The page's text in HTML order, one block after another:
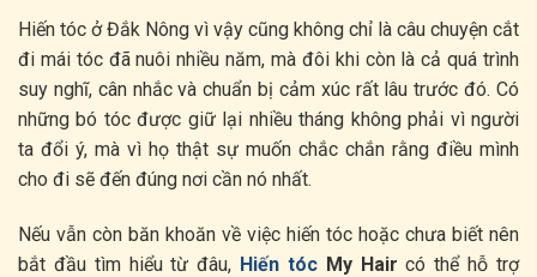
Hiến tóc ở Đắk Nông vì vậy cũng không chỉ là câu chuyện cắt
đi mái tóc đã nuôi nhiều năm, mà đôi khi còn là cả quá trình
suy nghĩ, cân nhắc và chuẩn bị cảm xúc rất lâu trước đó. Có
những bó tóc được giữ lại nhiều tháng không phải vì người
ta đổi ý, mà vì họ thật sự muốn chắc chắn rằng điều mình
cho đi sẽ đến đúng nơi cần nó nhất.
Nếu vẫn còn băn khoăn về việc hiến tóc hoặc chưa biết nên
bắt đầu tìm hiểu từ đâu, Hiến tócMy Hair có thể hỗ trợ